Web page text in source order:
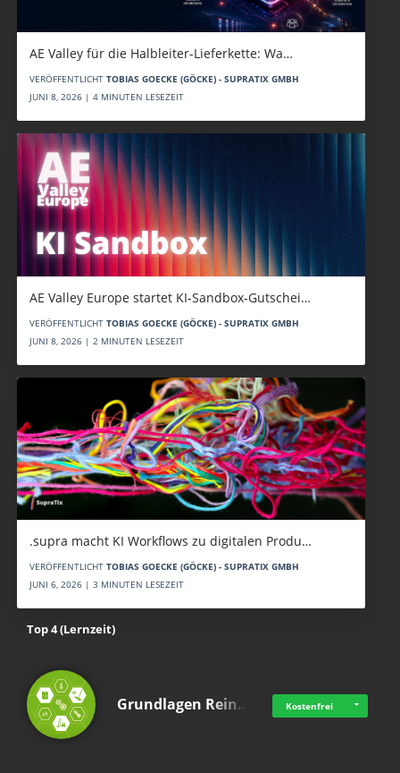
AE Valley für die Halbleiter-Lieferkette: Wa…
VERÖFFENTLICHT TOBIAS GOECKE (GÖCKE) - SUPRATIX GMBH
JUNI 8, 2026 | 4 MINUTEN LESEZEIT
AE Valley Europe startet KI-Sandbox-Gutschei…
VERÖFFENTLICHT TOBIAS GOECKE (GÖCKE) - SUPRATIX GMBH
JUNI 8, 2026 | 2 MINUTEN LESEZEIT
.supra macht KI Workflows zu digitalen Produ…
VERÖFFENTLICHT TOBIAS GOECKE (GÖCKE) - SUPRATIX GMBH
JUNI 6, 2026 | 3 MINUTEN LESEZEIT
Top 4 (Lernzeit)
Grundlagen Rein… Kostenfrei